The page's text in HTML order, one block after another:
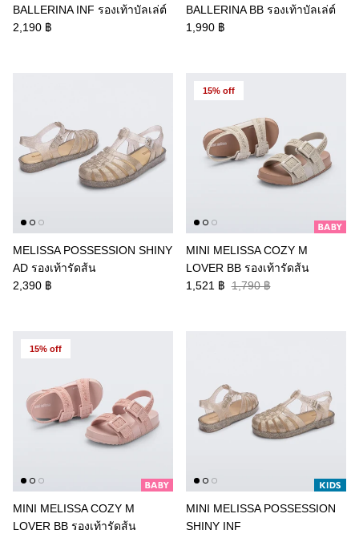
BALLERINA INF รองเท้าบัลเล่ต์
2,190 ฿
BALLERINA BB รองเท้าบัลเล่ต์
1,990 ฿
MELISSA POSSESSION SHINY
AD รองเท้ารัดส้น
2,390 ฿
15% off
MINI MELISSA COZY M
LOVER BB รองเท้ารัดส้น
1,521 ฿ 1,790 ฿
15% off
MINI MELISSA COZY M
LOVER BB รองเท้ารัดส้น
MINI MELISSA POSSESSION
SHINY INF